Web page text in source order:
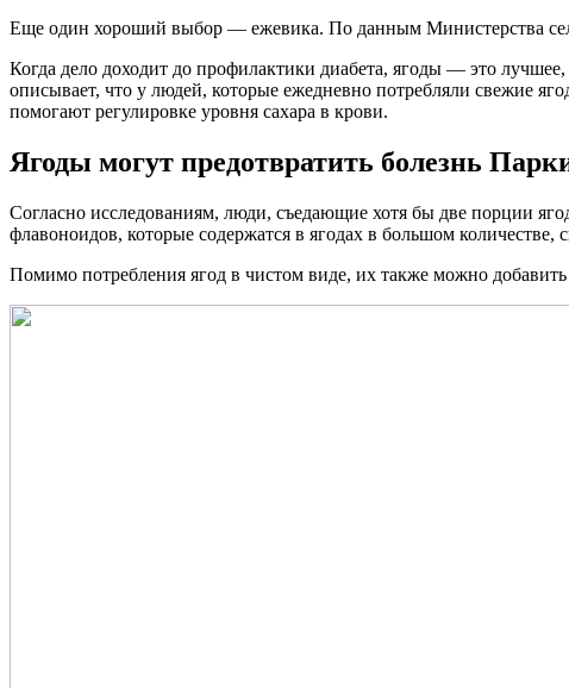
Еще один хороший выбор — ежевика. По данным Министерства
Когда дело доходит до профилактики диабета, ягоды — это
описывает, что у людей, которые ежедневно потребляли свежие
помогают регулировке уровня сахара в крови.
Ягоды могут предотвратить болезнь
Согласно исследованиям, люди, съедающие хотя бы две порции
флавоноидов, которые содержатся в ягодах в большом количестве,
Помимо потребления ягод в чистом виде, их также можно